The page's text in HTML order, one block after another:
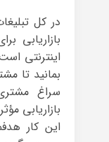
در کل
بازاریابی
اینترنتی
بمانید تا
سراغ
بازاریابی
این کار